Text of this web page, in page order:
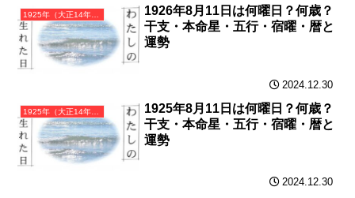
1925年（大正14年）乙丑（きのとうし）・丑年（うし年）カレンダー（月曜はじまり）
1926年8月11日は何曜日？何歳？
干支・本命星・五行・宿曜・暦と
運勢
2024.12.30
1925年（大正14年）乙丑（きのとうし）・丑年（うし年）カレンダー（月曜はじまり）
1925年8月11日は何曜日？何歳？
干支・本命星・五行・宿曜・暦と
運勢
2024.12.30